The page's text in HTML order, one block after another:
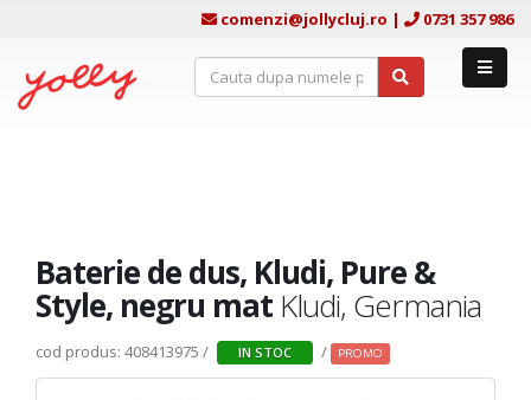
comenzi@jollycluj.ro | 0731 357 986
Baterie de dus, Kludi, Pure &
Style, negru mat Kludi, Germania
cod produs: 408413975 / IN STOC / PROMO